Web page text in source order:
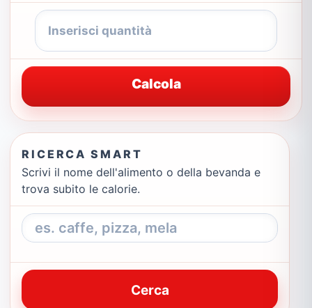
Calcola
RICERCA SMART
Scrivi il nome dell'alimento o della bevanda e
trova subito le calorie.
Cerca